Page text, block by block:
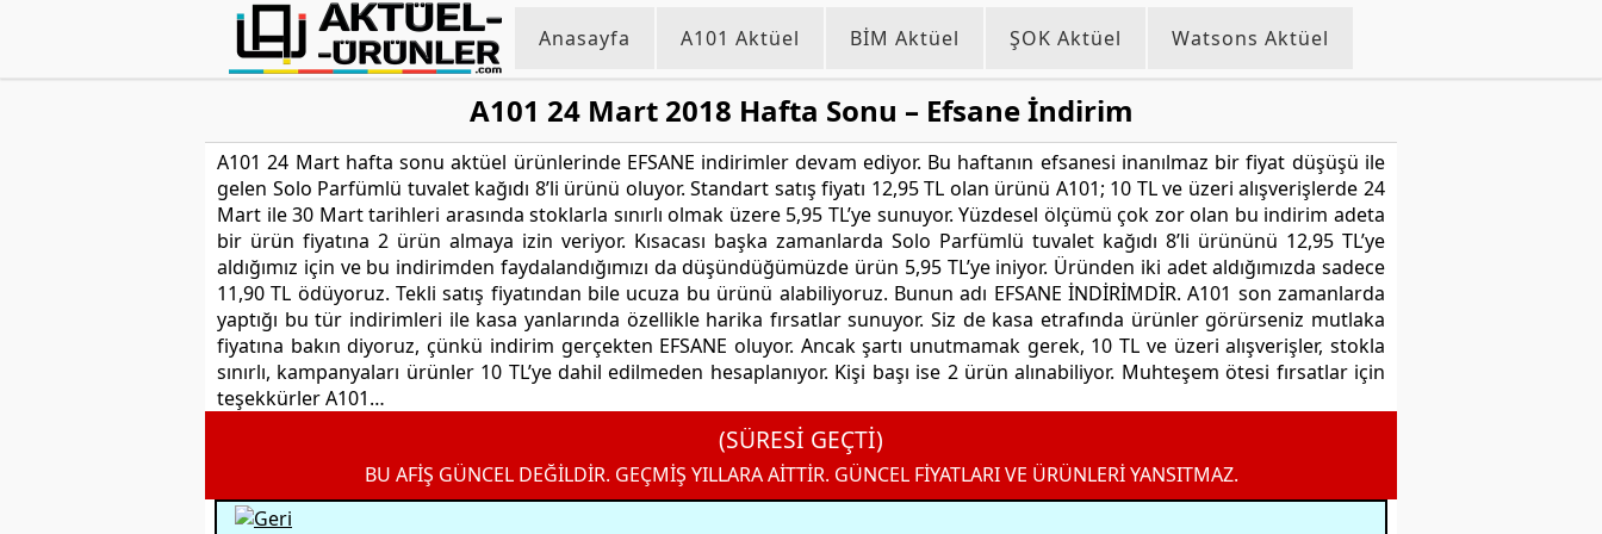
Anasayfa A101 Aktüel BİM Aktüel ŞOK Aktüel Watsons Aktüel
A101 24 Mart 2018 Hafta Sonu – Efsane İndirim
A101 24 Mart hafta sonu aktüel ürünlerinde EFSANE indirimler devam ediyor. Bu haftanın efsanesi inanılmaz bir fiyat düşüşü ile
gelen Solo Parfümlü tuvalet kağıdı 8’li ürünü oluyor. Standart satış fiyatı 12,95 TL olan ürünü A101; 10 TL ve üzeri alışverişlerde 24
Mart ile 30 Mart tarihleri arasında stoklarla sınırlı olmak üzere 5,95 TL’ye sunuyor. Yüzdesel ölçümü çok zor olan bu indirim adeta
bir ürün fiyatına 2 ürün almaya izin veriyor. Kısacası başka zamanlarda Solo Parfümlü tuvalet kağıdı 8’li ürününü 12,95 TL’ye
aldığımız için ve bu indirimden faydalandığımızı da düşündüğümüzde ürün 5,95 TL’ye iniyor. Üründen iki adet aldığımızda sadece
11,90 TL ödüyoruz. Tekli satış fiyatından bile ucuza bu ürünü alabiliyoruz. Bunun adı EFSANE İNDİRİMDİR. A101 son zamanlarda
yaptığı bu tür indirimleri ile kasa yanlarında özellikle harika fırsatlar sunuyor. Siz de kasa etrafında ürünler görürseniz mutlaka
fiyatına bakın diyoruz, çünkü indirim gerçekten EFSANE oluyor. Ancak şartı unutmamak gerek, 10 TL ve üzeri alışverişler, stokla
sınırlı, kampanyaları ürünler 10 TL’ye dahil edilmeden hesaplanıyor. Kişi başı ise 2 ürün alınabiliyor. Muhteşem ötesi fırsatlar için
teşekkürler A101…
(SÜRESİ GEÇTİ)
BU AFİŞ GÜNCEL DEĞİLDİR. GEÇMİŞ YILLARA AİTTİR. GÜNCEL FİYATLARI VE ÜRÜNLERİ YANSITMAZ.